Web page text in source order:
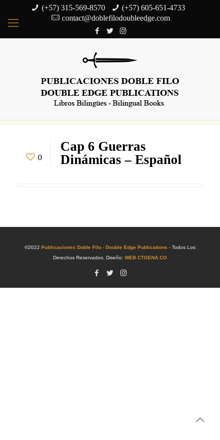
(+57) 315-569-8570
(+57) 605-651-4733
contact@doblefilodoubleedge.com
0
Cap 6 Guerras
Dinámicas – Español
©2022 Publicaciones Doble Filo - Double Edge Publications - Todos Los
Derechos Reservados. Diseño: WEB CTGENA.CO